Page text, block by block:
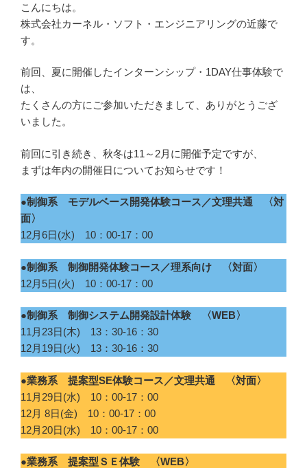
こんにちは。
株式会社カーネル・ソフト・エンジニアリングの近藤で
す。
前回、夏に開催したインターンシップ・1DAY仕事体験で
は、
たくさんの方にご参加いただきまして、ありがとうござ
いました。
前回に引き続き、秋冬は11～2月に開催予定ですが、
まずは年内の開催日についてお知らせです！
●制御系 モデルベース開発体験コース／文理共通 〈対
面〉
12月6日(水) 10：00-17：00
●制御系 制御開発体験コース／理系向け 〈対面〉
12月5日(火) 10：00-17：00
●制御系 制御システム開発設計体験 〈WEB〉
11月23日(木) 13：30-16：30
12月19日(火) 13：30-16：30
●業務系 提案型SE体験コース／文理共通 〈対面〉
11月29日(水) 10：00-17：00
12月 8日(金) 10：00-17：00
12月20日(水) 10：00-17：00
●業務系 提案型ＳＥ体験 〈WEB〉